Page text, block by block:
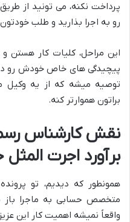
پرداخت نکنه، می تونید از
رو به اجرا بذارید و طلب
این مراحل، کلیات کار هستن
پیچیدگی های خاص خودش رو
توصیه میشه که از یه
براتون هموارتر کنه.
نقش کارشناس
برآورد اجرت المثل
همونطور که دیدیم، تو
متخصص حسابی به ماجرا
واقعاً نمیشه اهمیت کار این